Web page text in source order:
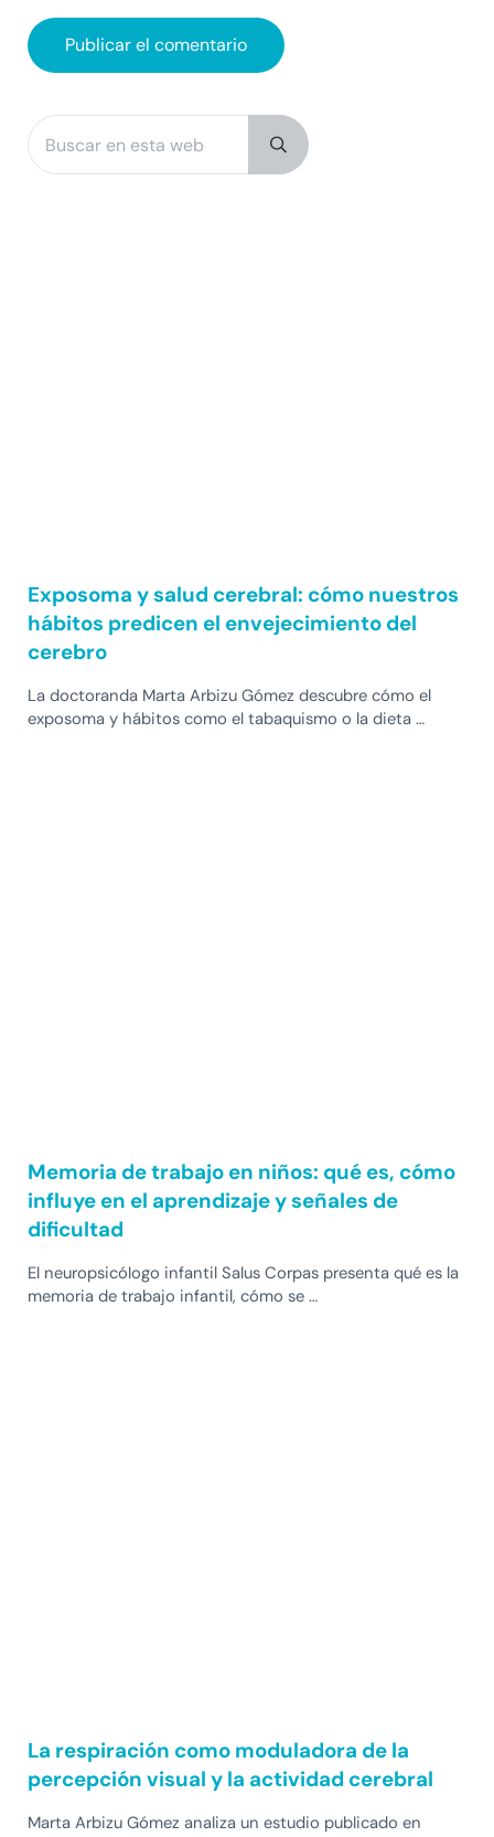
Sidebar
Buscar en esta web
Submit search
Exposoma y salud cerebral: cómo nuestros
hábitos predicen el envejecimiento del
cerebro
La doctoranda Marta Arbizu Gómez descubre cómo el
exposoma y hábitos como el tabaquismo o la dieta …
Memoria de trabajo en niños: qué es, cómo
influye en el aprendizaje y señales de
dificultad
El neuropsicólogo infantil Salus Corpas presenta qué es la
memoria de trabajo infantil, cómo se …
La respiración como moduladora de la
percepción visual y la actividad cerebral
Marta Arbizu Gómez analiza un estudio publicado en